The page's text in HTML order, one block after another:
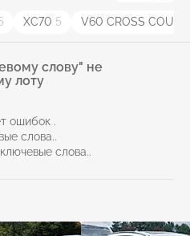
XC70 5 V60 CROSS
слову" не
лоту
ошибок .
слова..
слова..